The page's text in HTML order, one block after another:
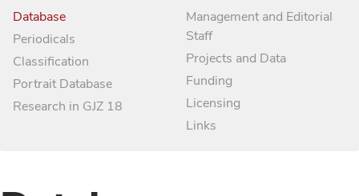
Database
Periodicals
Classification
Portrait Database
Research in GJZ 18
Management and Editorial
Staff
Projects and Data
Funding
Licensing
Links